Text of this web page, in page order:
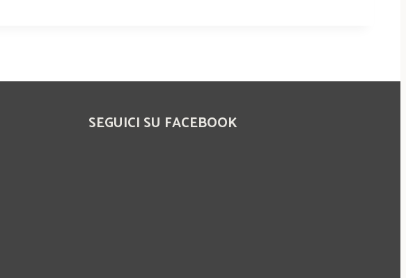
SEGUICI SU FACEBOOK